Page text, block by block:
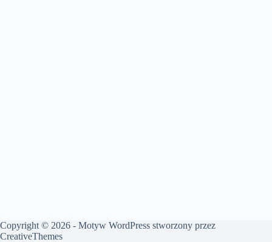
Copyright © 2026 - Motyw WordPress stworzony przez
CreativeThemes